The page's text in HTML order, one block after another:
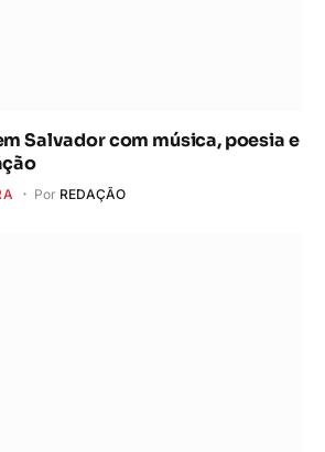
Salvador com música, poesia e
Por REDAÇÃO